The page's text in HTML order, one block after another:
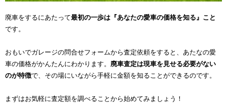
廃車をするにあたって最初の一歩は『あなたの愛車の価格を知る』こと
です。
おもいでガレージの問合せフォームから査定依頼をすると、あたなの愛
車の価格がかんたんにわかります。 廃車査定は現車を見せる必要がない
のが特徴で、その場にいながら手軽に金額を知ることができるのです。
まずはお気軽に査定額を調べることから始めてみましょう！